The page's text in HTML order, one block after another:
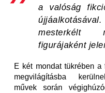
a valóság
mesterkélt
figurájaként
E két mondat tükrében
megvilágításba
művek során